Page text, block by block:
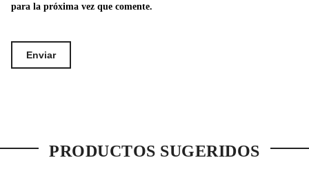
para la próxima vez que comente.
PRODUCTOS SUGERIDOS